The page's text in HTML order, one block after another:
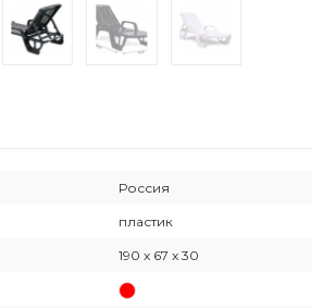
Россия
пластик
190 x 67 x 30